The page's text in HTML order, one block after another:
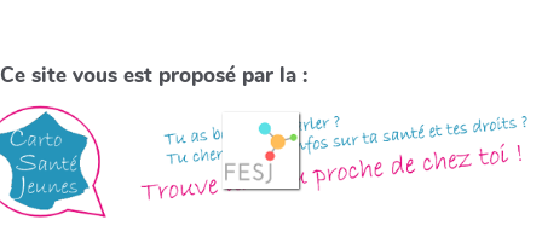
Ce site vous est proposé par la :